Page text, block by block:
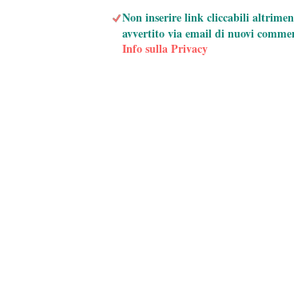
Non inserire link cliccabili
avvertito via email di nuovi
Info sulla Privacy